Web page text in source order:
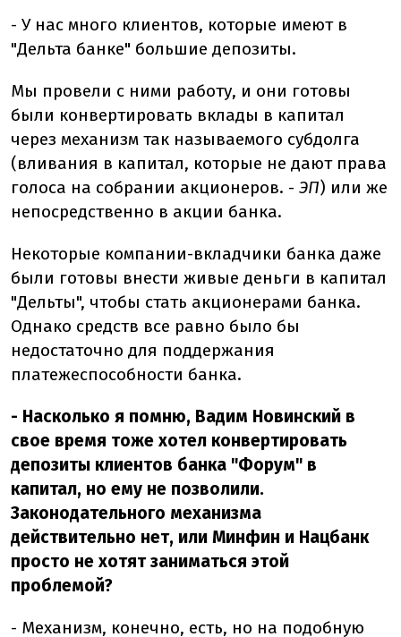
- У нас много клиентов, которые имеют в
"Дельта банке" большие депозиты.
Мы провели с ними работу, и они готовы
были конвертировать вклады в капитал
через механизм так называемого субдолга
(вливания в капитал, которые не дают права
голоса на собрании акционеров. - ЭП) или же
непосредственно в акции банка.
Некоторые компании-вкладчики банка даже
были готовы внести живые деньги в капитал
"Дельты", чтобы стать акционерами банка.
Однако средств все равно было бы
недостаточно для поддержания
платежеспособности банка.
- Насколько я помню, Вадим Новинский в
свое время тоже хотел конвертировать
депозиты клиентов банка "Форум" в
капитал, но ему не позволили.
Законодательного механизма
действительно нет, или Минфин и Нацбанк
просто не хотят заниматься этой
проблемой?
- Механизм, конечно, есть, но на подобную